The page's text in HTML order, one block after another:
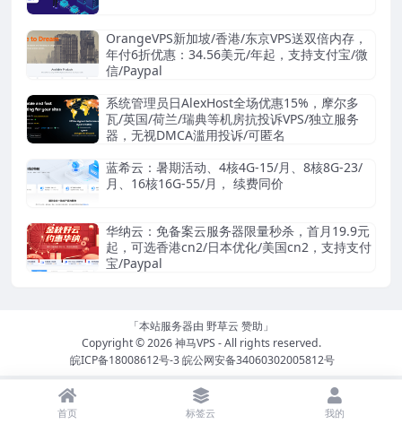
OrangeVPS新加坡/香港/东京VPS送双倍内存，
年付6折优惠：34.56美元/年起，支持支付宝/微
信/Paypal
系统管理员日AlexHost全场优惠15%，摩尔多
瓦/英国/荷兰/瑞典等机房抗投诉VPS/独立服务
器，无视DMCA滥用投诉/可匿名
蓝希云：暑期活动、4核4G-15/月、8核8G-23/
月、16核16G-55/月， 续费同价
华纳云：免备案云服务器限量秒杀，首月19.9元
起，可选香港cn2/日本优化/美国cn2，支持支付
宝/Paypal
「本站服务器由 野草云 赞助」
Copyright © 2026神马VPS - All rights reserved.
皖ICP备18008612号-3皖公网安备34060302005812号
首页 标签云 我的